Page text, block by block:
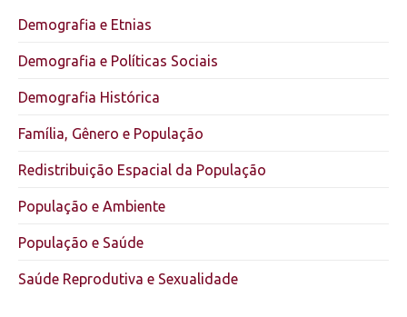
Demografia e Etnias
Demografia e Políticas Sociais
Demografia Histórica
Família, Gênero e População
Redistribuição Espacial da População
População e Ambiente
População e Saúde
Saúde Reprodutiva e Sexualidade